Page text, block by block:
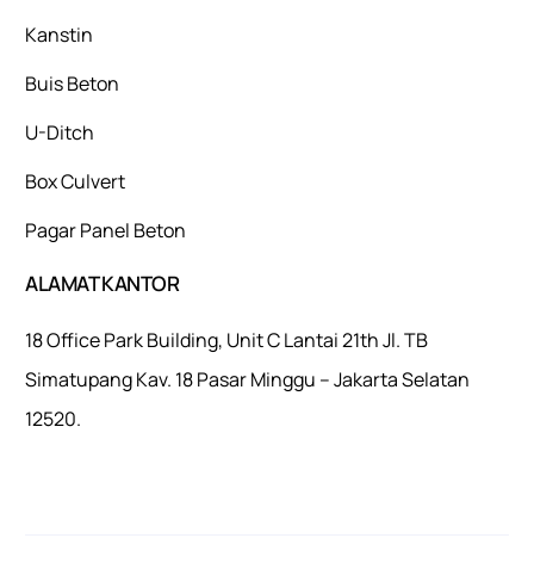
Kanstin
Buis Beton
U-Ditch
Box Culvert
Pagar Panel Beton
ALAMAT KANTOR
18 Office Park Building, Unit C Lantai 21th Jl. TB
Simatupang Kav. 18 Pasar Minggu – Jakarta Selatan
12520.